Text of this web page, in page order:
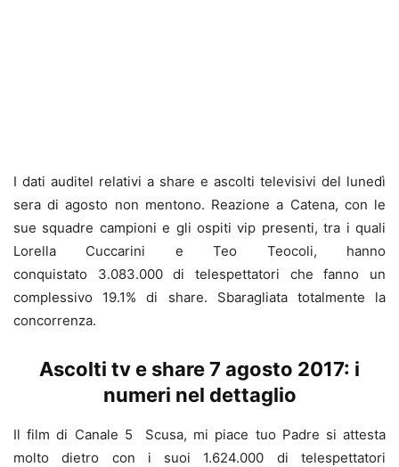
I dati auditel relativi a share e ascolti televisivi del lunedì
sera di agosto non mentono. Reazione a Catena, con le
sue squadre campioni e gli ospiti vip presenti, tra i quali
Lorella Cuccarini e Teo Teocoli, hanno
conquistato 3.083.000 di telespettatori che fanno un
complessivo 19.1% di share. Sbaragliata totalmente la
concorrenza.
Ascolti tv e share 7 agosto 2017: i
numeri nel dettaglio
Il film di Canale 5 Scusa, mi piace tuo Padre si attesta
molto dietro con i suoi 1.624.000 di telespettatori